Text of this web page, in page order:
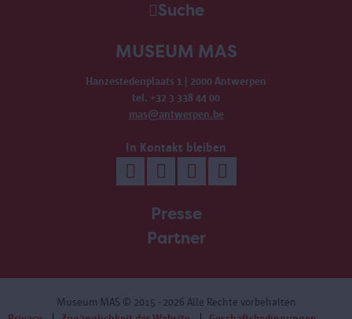
Suche
MUSEUM MAS
Hanzestedenplaats 1 | 2000 Antwerpen
tel. +32 3 338 44 00
mas@antwerpen.be
In Kontakt bleiben
Presse
Partner
Museum MAS © 2015 - 2026 Alle Rechte vorbehalten